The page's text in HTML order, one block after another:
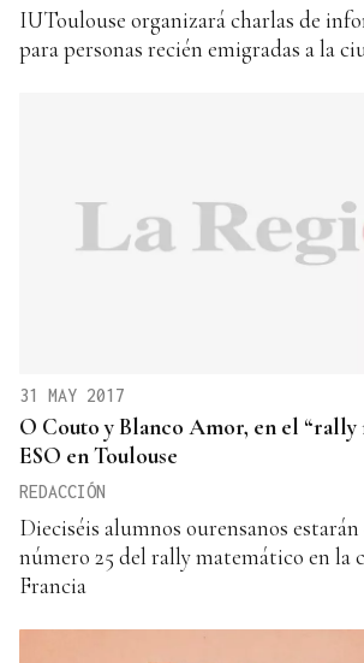
IUToulouse organizará charlas de
para personas recién emigradas a la
31 MAY 2017
O Couto y Blanco Amor, en el “rally
ESO en Toulouse
REDACCIÓN
Dieciséis alumnos ourensanos
número 25 del rally matemático en la
Francia